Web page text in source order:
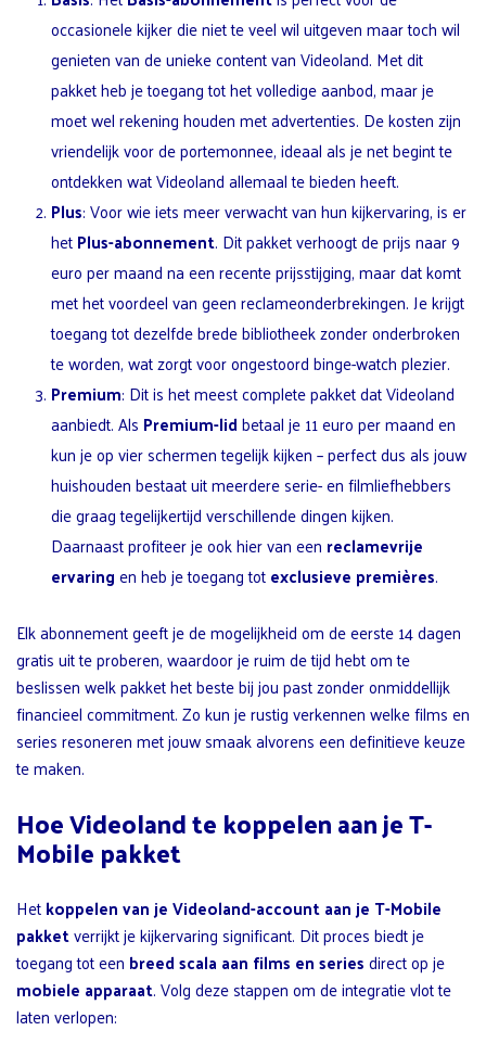
occasionele kijker die niet te veel wil uitgeven maar toch wil
genieten van de unieke content van Videoland. Met dit
pakket heb je toegang tot het volledige aanbod, maar je
moet wel rekening houden met advertenties. De kosten zijn
vriendelijk voor de portemonnee, ideaal als je net begint te
ontdekken wat Videoland allemaal te bieden heeft.
Plus: Voor wie iets meer verwacht van hun kijkervaring, is er
hetPlus-abonnement. Dit pakket verhoogt de prijs naar 9
euro per maand na een recente prijsstijging, maar dat komt
met het voordeel van geen reclameonderbrekingen. Je krijgt
toegang tot dezelfde brede bibliotheek zonder onderbroken
te worden, wat zorgt voor ongestoord binge-watch plezier.
Premium: Dit is het meest complete pakket dat Videoland
aanbiedt. Als Premium-lidbetaal je 11 euro per maand en
kun je op vier schermen tegelijk kijken – perfect dus als jouw
huishouden bestaat uit meerdere serie- en filmliefhebbers
die graag tegelijkertijd verschillende dingen kijken.
Daarnaast profiteer je ook hier van een reclamevrije
ervaringen heb je toegang totexclusieve premières.
Elk abonnement geeft je de mogelijkheid om de eerste 14 dagen
gratis uit te proberen, waardoor je ruim de tijd hebt om te
beslissen welk pakket het beste bij jou past zonder onmiddellijk
financieel commitment. Zo kun je rustig verkennen welke films en
series resoneren met jouw smaak alvorens een definitieve keuze
te maken.
Hoe Videoland te koppelen aan je T-
Mobile pakket
Hetkoppelen van je Videoland-account aan je T-Mobile
pakketverrijkt je kijkervaring significant. Dit proces biedt je
toegang tot een breed scala aan films en seriesdirect op je
mobiele apparaat. Volg deze stappen om de integratie vlot te
laten verlopen: